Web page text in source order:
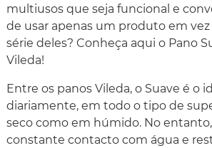
multiusos que seja funcional e
de usar apenas um produto em
série deles? Conheça aqui o Pano
Vileda!
Entre os panos Vileda, o Suave é o
diariamente, em todo o tipo de
seco como em húmido. No
constante contacto com água e